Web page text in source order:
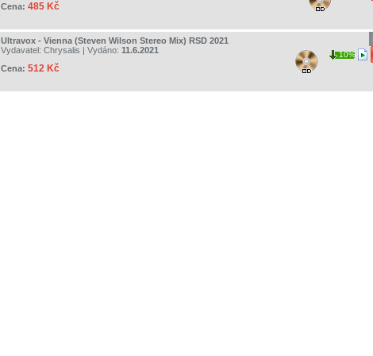
Cena: 485 Kč
Ultravox - Vienna (Steven Wilson Stereo Mix) RSD 2021
Vydavatel: Chrysalis | Vydáno: 11.6.2021
Cena: 512 Kč
10%